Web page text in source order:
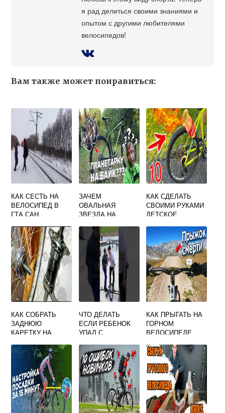
я рад делиться своими знаниями и
опытом с другими любителями
велосипедов!
Вам также может понравиться:
КАК СЕСТЬ НА
ВЕЛОСИПЕД В
ГТА САН
ЗАЧЕМ
ОВАЛЬНАЯ
ЗВЕЗДА НА
КАК СДЕЛАТЬ
СВОИМИ РУКАМИ
ДЕТСКОЕ
ВЕЛОСИПЕД
КАК СОБРАТЬ
ЗАДНЮЮ
КАРЕТКУ НА
ЧТО ДЕЛАТЬ
ЕСЛИ РЕБЕНОК
УПАЛ С
КАК ПРЫГАТЬ НА
ГОРНОМ
ВЕЛОСИПЕДЕ